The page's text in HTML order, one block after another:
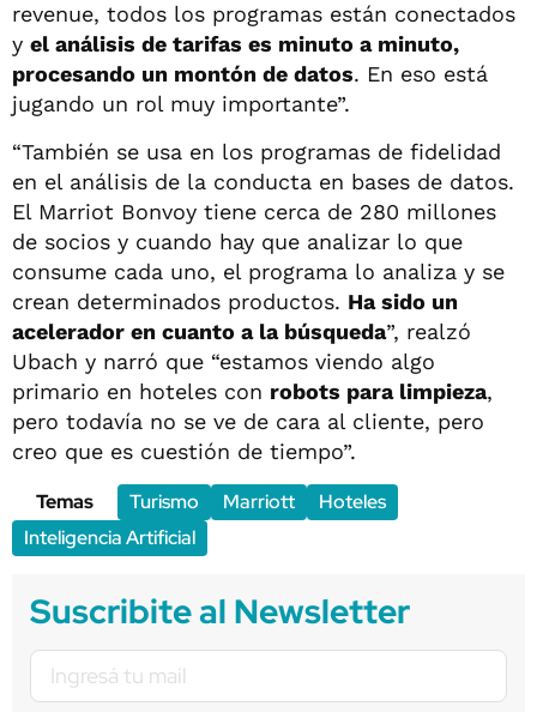
revenue, todos los programas están conectados
y el análisis de tarifas es minuto a minuto,
procesando un montón de datos. En eso está
jugando un rol muy importante”.
“También se usa en los programas de fidelidad
en el análisis de la conducta en bases de datos.
El Marriot Bonvoy tiene cerca de 280 millones
de socios y cuando hay que analizar lo que
consume cada uno, el programa lo analiza y se
crean determinados productos. Ha sido un
acelerador en cuanto a la búsqueda”, realzó
Ubach y narró que “estamos viendo algo
primario en hoteles con robots para limpieza,
pero todavía no se ve de cara al cliente, pero
creo que es cuestión de tiempo”.
Temas
Turismo Marriott
Hoteles
Inteligencia Artificial
Suscribite al Newsletter